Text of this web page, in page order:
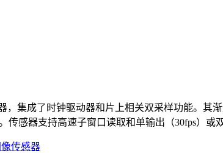
，集成了时钟驱动器和片上相关双采样功能。
感器支持高速子窗口读取和单输出（30fps）或